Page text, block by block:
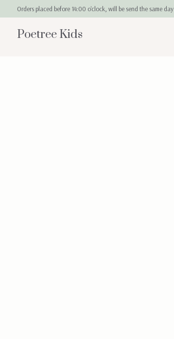
Orders placed before 14:00 o'clock, will be send the same day
Poetree Kids